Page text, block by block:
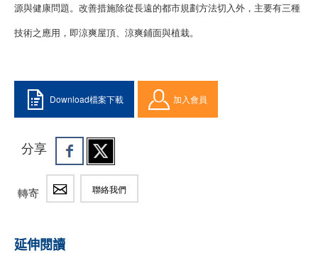
源與健康問題。改善措施除從長遠的都市規劃方法切入外，主要有三種
技術之應用，即涼爽屋頂、涼爽鋪面與植栽。
Download檔案下載 加入會員
分享
轉寄 聯絡我們
延伸閱讀